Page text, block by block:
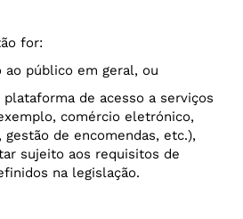
for:
ao público em geral, ou
plataforma de acesso a serviços
comércio eletrónico,
de encomendas, etc.),
sujeito aos requisitos de
na legislação.